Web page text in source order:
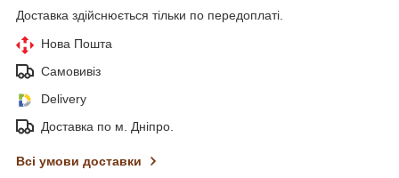
Доставка здійснюється тільки по передоплаті.
Нова Пошта
Самовивіз
Delivery
Доставка по м. Дніпро.
Всі умови доставки